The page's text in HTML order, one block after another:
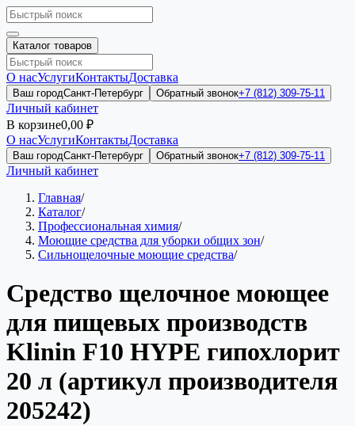
Каталог товаров
О насУслугиКонтактыДоставка
Ваш городСанкт-Петербург Обратный звонок+7 (812) 309-75-11
Личный кабинет
В корзине0,00 ₽
О насУслугиКонтактыДоставка
Ваш городСанкт-Петербург Обратный звонок+7 (812) 309-75-11
Личный кабинет
Главная/
Каталог/
Профессиональная химия/
Моющие средства для уборки общих зон/
Сильнощелочные моющие средства/
Средство щелочное моющее
для пищевых производств
Klinin F10 HYPE гипохлорит
20 л (артикул производителя
205242)